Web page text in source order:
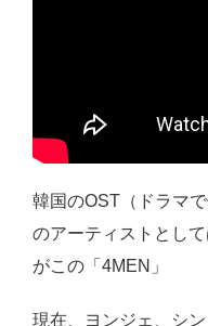
韓国のOST（ドラマ
のアーティストとし
がこの「4MEN」
現在、ヨンジェ、シ